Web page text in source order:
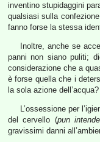
inventino stupidaggini
qualsiasi sulla
fanno forse la stessa
Inoltre, anche se
panni non siano puliti;
considerazione che a
è forse quella che i
la sola azione dell’acqua?
L’ossessione per
del cervello (pun
gravissimi danni